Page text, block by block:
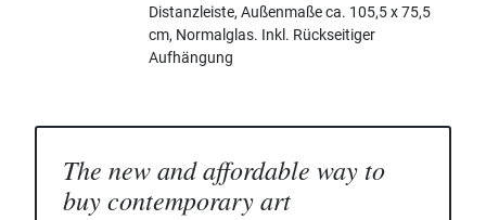
Distanzleiste, Außenmaße ca. 105,5 x 75,5
cm, Normalglas. Inkl. Rückseitiger
Aufhängung
The new and affordable way to
buy contemporary art